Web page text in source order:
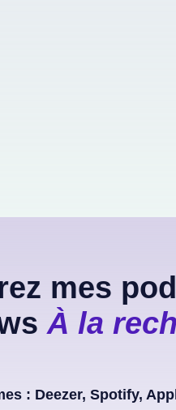
mes
À la
: Deezer, Spotify,